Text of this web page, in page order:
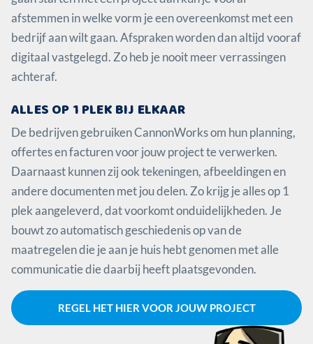
afstemmen in welke vorm je een overeenkomst met een
bedrijf aan wilt gaan. Afspraken worden dan altijd vooraf
digitaal vastgelegd. Zo heb je nooit meer verrassingen
achteraf.
ALLES OP 1 PLEK BIJ ELKAAR
De bedrijven gebruiken CannonWorks om hun planning,
offertes en facturen voor jouw project te verwerken.
Daarnaast kunnen zij ook tekeningen, afbeeldingen en
andere documenten met jou delen. Zo krijg je alles op 1
plek aangeleverd, dat voorkomt onduidelijkheden. Je
bouwt zo automatisch geschiedenis op van de
maatregelen die je aan je huis hebt genomen met alle
communicatie die daarbij heeft plaatsgevonden.
REGEL HET HIER VOOR JOUW PROJECT